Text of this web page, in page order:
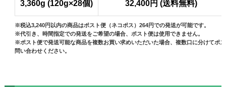
3,360g (120g×28個) 32,400円 (送料無料)
※税込3,240円以内の商品はポスト便（ネコポス）264円での発送が可能です。
※代引き、時間指定での発送をご希望の場合、ポスト便は使用できません。
※ポスト便で発送可能な商品を複数お買い求めいただいた場合、複数口に分けてポ
問い合わせください。